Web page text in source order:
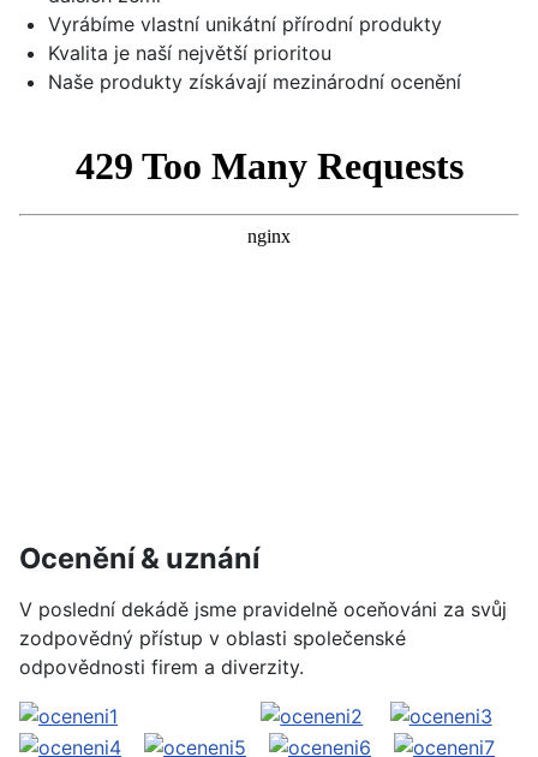
Vyrábíme vlastní unikátní přírodní produkty
Kvalita je naší největší prioritou
Naše produkty získávají mezinárodní ocenění
Ocenění & uznání
V poslední dekádě jsme pravidelně oceňováni za svůj
zodpovědný přístup v oblasti společenské
odpovědnosti firem a diverzity.